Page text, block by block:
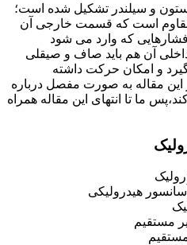
و سیلندر تشکیل شده است؛
است که قسمت خارجی آن
که وارد می شود
آن هم باید صاف و صیقلی
و امکان حرکت داشته
این مقاله به صورت مفصل درباره
ما تا انتهای این مقاله همراه
هیدرولیکی
مستقیم